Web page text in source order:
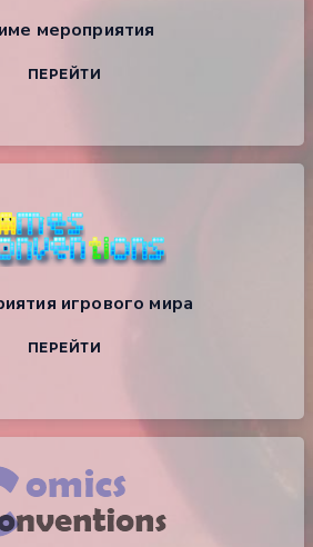
мероприятия
ПЕРЕЙТИ
игрового мира
ПЕРЕЙТИ